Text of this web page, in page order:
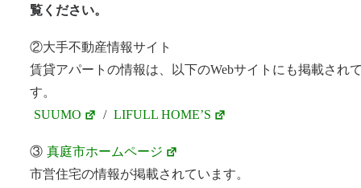
覧ください。
②大手不動産情報サイト
賃貸アパートの情報は、以下のWebサイトにも掲載され
す。
SUUMO
/ LIFULL HOME’S
③ 真庭市ホームページ
市営住宅の情報が掲載されています。